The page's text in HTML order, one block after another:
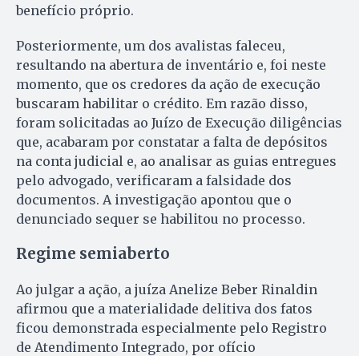
benefício próprio.
Posteriormente, um dos avalistas faleceu,
resultando na abertura de inventário e, foi neste
momento, que os credores da ação de execução
buscaram habilitar o crédito. Em razão disso,
foram solicitadas ao Juízo de Execução diligências
que, acabaram por constatar a falta de depósitos
na conta judicial e, ao analisar as guias entregues
pelo advogado, verificaram a falsidade dos
documentos. A investigação apontou que o
denunciado sequer se habilitou no processo.
Regime semiaberto
Ao julgar a ação, a juíza Anelize Beber Rinaldin
afirmou que a materialidade delitiva dos fatos
ficou demonstrada especialmente pelo Registro
de Atendimento Integrado, por ofício